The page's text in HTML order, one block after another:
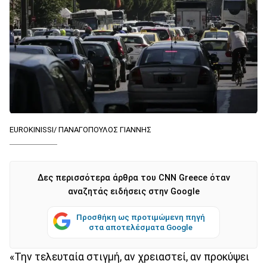
EUROKINISSI/ ΠΑΝΑΓΟΠΟΥΛΟΣ ΓΙΑΝΝΗΣ
Δες περισσότερα άρθρα του CNN Greece όταν
αναζητάς ειδήσεις στην Google
Προσθήκη ως προτιμώμενη πηγή
στα αποτελέσματα Google
«Την τελευταία στιγμή, αν χρειαστεί, αν προκύψει